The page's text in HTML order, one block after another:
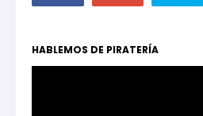
HABLEMOS DE PIRATERÍA